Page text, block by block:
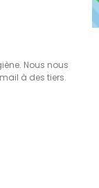
Nous nous
à des tiers.